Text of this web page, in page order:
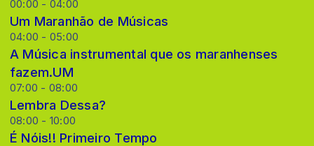
00:00 - 04:00
Um Maranhão de Músicas
04:00 - 05:00
A Música instrumental que os maranhenses
fazem.UM
07:00 - 08:00
Lembra Dessa?
08:00 - 10:00
É Nóis!! Primeiro Tempo